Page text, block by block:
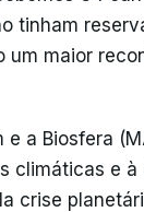
tinham
um maior
a Biosfera
climáticas e à
crise